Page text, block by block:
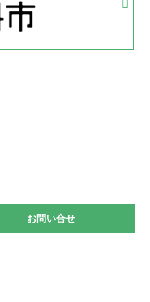
☆
お問い合せ
お問い合せ